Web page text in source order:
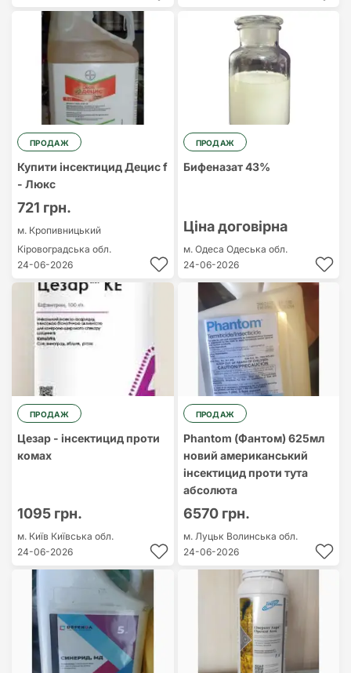
ПРОДАЖ
Купити інсектицид Децис f
- Люкс
721 грн.
м. Кропивницький
Кіровоградська обл.
24-06-2026
ПРОДАЖ
Бифеназат 43%
Ціна договірна
м. Одеса Одеська обл.
24-06-2026
ПРОДАЖ
Цезар - інсектицид проти
комах
1095 грн.
м. Київ Київська обл.
24-06-2026
ПРОДАЖ
Phantom (Фантом) 625мл
новий американський
інсектицид проти тута
абсолюта
6570 грн.
м. Луцьк Волинська обл.
24-06-2026